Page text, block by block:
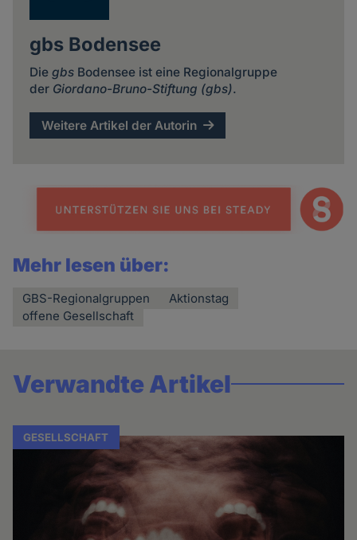
gbs Bodensee
Die gbsBodensee ist eine Regionalgruppe
derGiordano-Bruno-Stiftung (gbs).
Weitere Artikel der Autorin
Mehr lesen über:
GBS-Regionalgruppen
Aktionstag
offene Gesellschaft
Verwandte Artikel
GESELLSCHAFT